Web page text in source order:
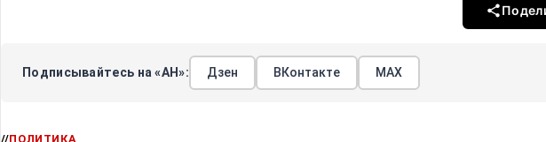
Подписывайтесь на «АН»: Дзен ВКонтакте МАХ
//ПОЛИТИКА